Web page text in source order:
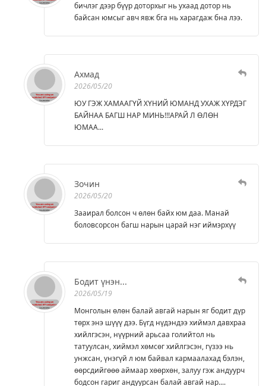
бичлэг дээр бүүр доторхыг нь ухаад дотор нь
байсан юмсыг авч явж бга нь харагдаж бна лээ.
Ахмад
2026/05/20
ЮУ ГЭЖ ХАМААГҮЙ ХҮНИЙ ЮМАНД УХАЖ ХҮРДЭГ
БАЙНАА БАГШ НАР МИНЬ!!!АРАЙ Л ӨЛӨН
ЮМАА...
Зочин
2026/05/20
Зааирал болсон ч өлөн байх юм даа. Манай
боловсорсон багш нарын царай нэг иймэрхүү
Бодит үнэн...
2026/05/19
Монголын өлөн балай авгай нарын яг бодит дүр
төрх энэ шүүү дээ. Бүгд нүдэндээ хиймэл давхраа
хийлгэсэн, нүүрний арьсаа голийтол нь
татуулсан, хиймэл хөмсөг хийлгэсэн, гүзээ нь
унжсан, үнэгүй л юм байвал кармаалахад бэлэн,
өөрсдийгөөө аймаар хөөрхөн, залуу гэж андуурч
бодсон гариг андуурсан балай авгай нар....